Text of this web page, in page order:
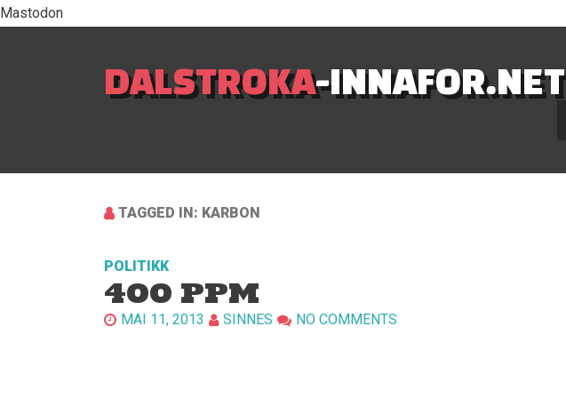
Mastodon
DALSTROKA-INNAFOR.NET
TAGGED IN: KARBON
POLITIKK
400 PPM
MAI 11, 2013 SINNES NO COMMENTS